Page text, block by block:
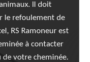
Il doit
le refoulement de
RS Ramoneur est
à contacter
de votre cheminée.